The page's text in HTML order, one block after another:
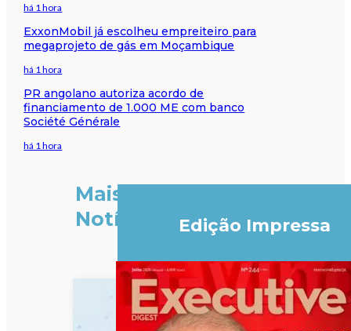
há 1 hora
ExxonMobil já escolheu empreiteiro para
megaprojeto de gás em Moçambique
há 1 hora
PR angolano autoriza acordo de
financiamento de 1.000 ME com banco
Société Générale
há 1 hora
Mais
Notícias
Edição Impressa